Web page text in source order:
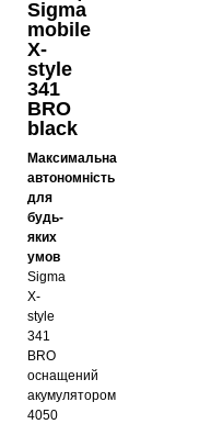
Sigma
mobile
X-
style
341
BRO
black
Максимальна
автономність
для
будь-
яких
умов
Sigma
X-
style
341
BRO
оснащений
акумулятором
4050